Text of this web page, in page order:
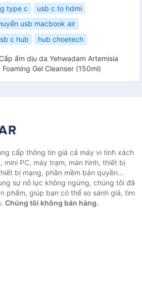
type c
usb c to hdmi
usb macbook air
c hub hub choetech
ẩm dịu da Yehwadam Artemisia
Gel Cleanser (150ml)
cấp thông tin giá cả máy vi tính xách
mini PC, máy trạm, màn hình, thiết bị
bị mạng, phần mềm bản quyền...
sự nỗ lực không ngừng, chúng tôi đã
phẩm, giúp bạn có thể so sánh giá, tìm
Chúng tôi không bán hàng.